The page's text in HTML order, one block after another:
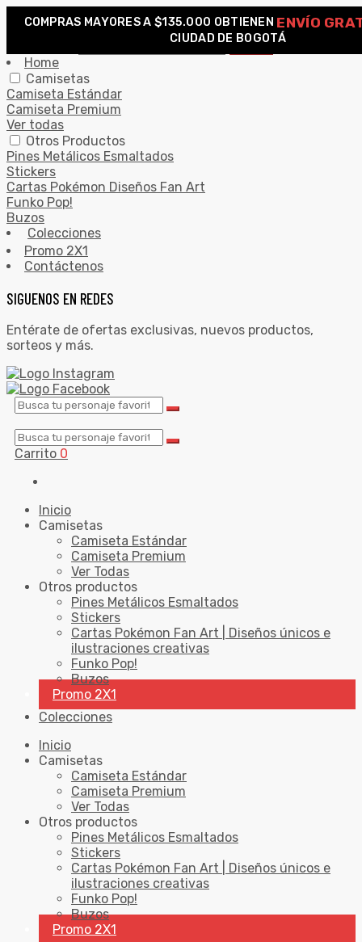
COMPRAS MAYORES A $135.000 OBTIENEN ENVÍO
CIUDAD DE BOGOTÁ
SEARCH
Home
Camisetas
Camiseta Estándar
Camiseta Premium
Ver todas
Otros Productos
Pines Metálicos Esmaltados
Stickers
Cartas Pokémon Diseños Fan Art
Funko Pop!
Buzos
Colecciones
Promo 2X1
Contáctenos
SIGUENOS EN REDES
Entérate de ofertas exclusivas, nuevos productos,
sorteos y más.
Carrito 0
Inicio
Camisetas
Camiseta Estándar
Camiseta Premium
Ver Todas
Otros productos
Pines Metálicos Esmaltados
Stickers
Cartas Pokémon Fan Art | Diseños únicos e
ilustraciones creativas
Funko Pop!
Buzos
Promo 2X1
Colecciones
Inicio
Camisetas
Camiseta Estándar
Camiseta Premium
Ver Todas
Otros productos
Pines Metálicos Esmaltados
Stickers
Cartas Pokémon Fan Art | Diseños únicos e
ilustraciones creativas
Funko Pop!
Buzos
Promo 2X1